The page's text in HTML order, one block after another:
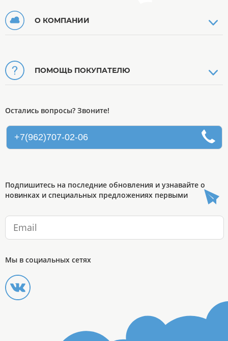
О КОМПАНИИ
ПОМОЩЬ ПОКУПАТЕЛЮ
Остались вопросы? Звоните!
+7(962)707-02-06
Подпишитесь на последние обновления и узнавайте о
новинках и специальных предложениях первыми
Мы в социальных сетях